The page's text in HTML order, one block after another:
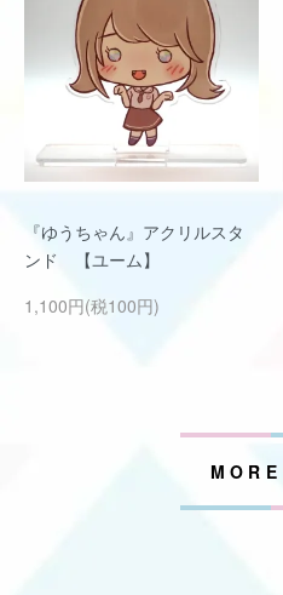
『ゆうちゃん』アクリルスタ
ンド 【ユーム】
1,100円(税100円)
MORE